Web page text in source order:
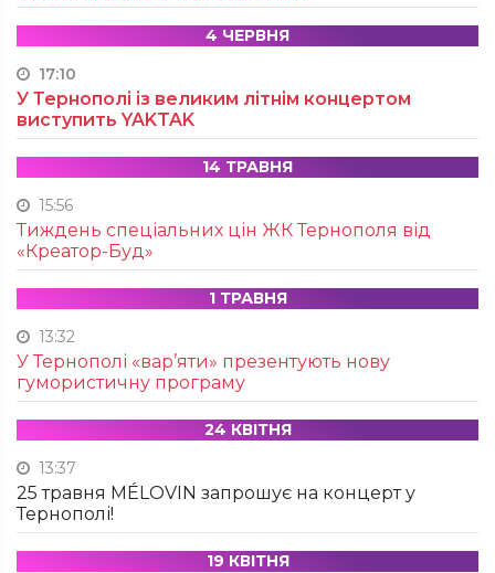
4 ЧЕРВНЯ
17:10
У Тернополі із великим літнім концертом
виступить YAKTAK
14 ТРАВНЯ
15:56
Тиждень спеціальних цін ЖК Тернополя від
«Креатор-Буд»
1 ТРАВНЯ
13:32
У Тернополі «вар’яти» презентують нову
гумористичну програму
24 КВІТНЯ
13:37
25 травня MÉLOVIN запрошує на концерт у
Тернополі!
19 КВІТНЯ